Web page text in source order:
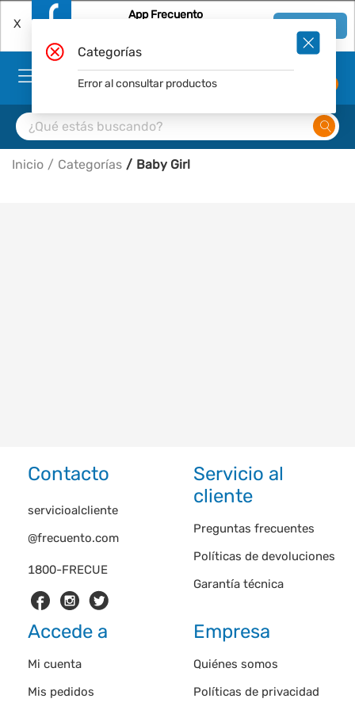
X
App Frecuento
Inicio Categorías Baby Girl
Contacto
1800-FRECUE
servicioalcliente
@frecuento.com
Servicio al
cliente
Preguntas frecuentes
Políticas de devoluciones
Garantía técnica
Accede a
Mi cuenta
Mis pedidos
Empresa
Quiénes somos
Políticas de privacidad
Categorías
Error al consultar productos